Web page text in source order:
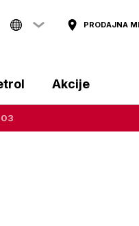
PRODAJNA
Akcije